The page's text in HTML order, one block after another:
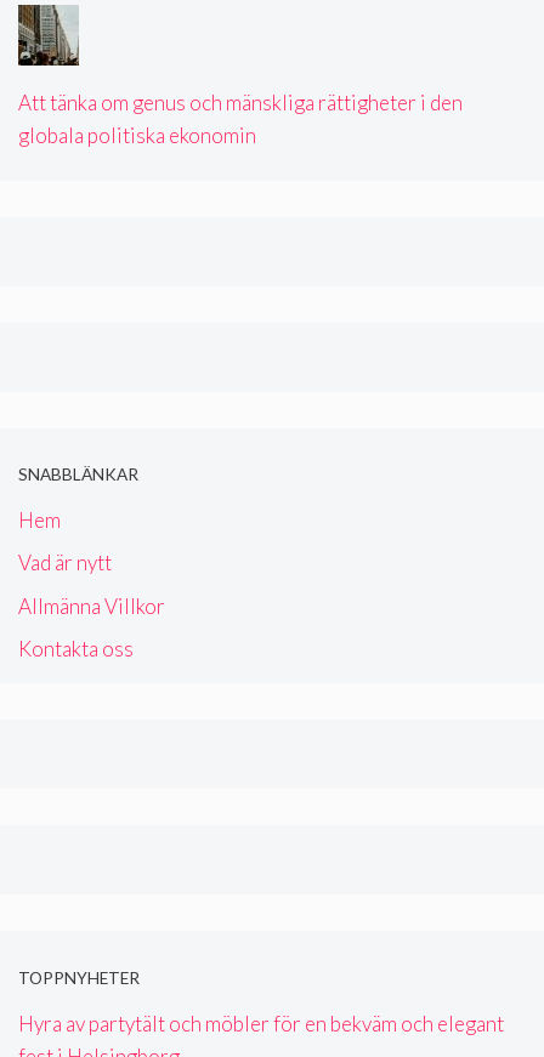
Att tänka om genus och mänskliga rättigheter i den
globala politiska ekonomin
SNABBLÄNKAR
Hem
Vad är nytt
Allmänna Villkor
Kontakta oss
TOPPNYHETER
Hyra av partytält och möbler för en bekväm och elegant